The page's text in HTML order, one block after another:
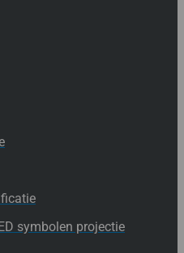
symbolen projectie